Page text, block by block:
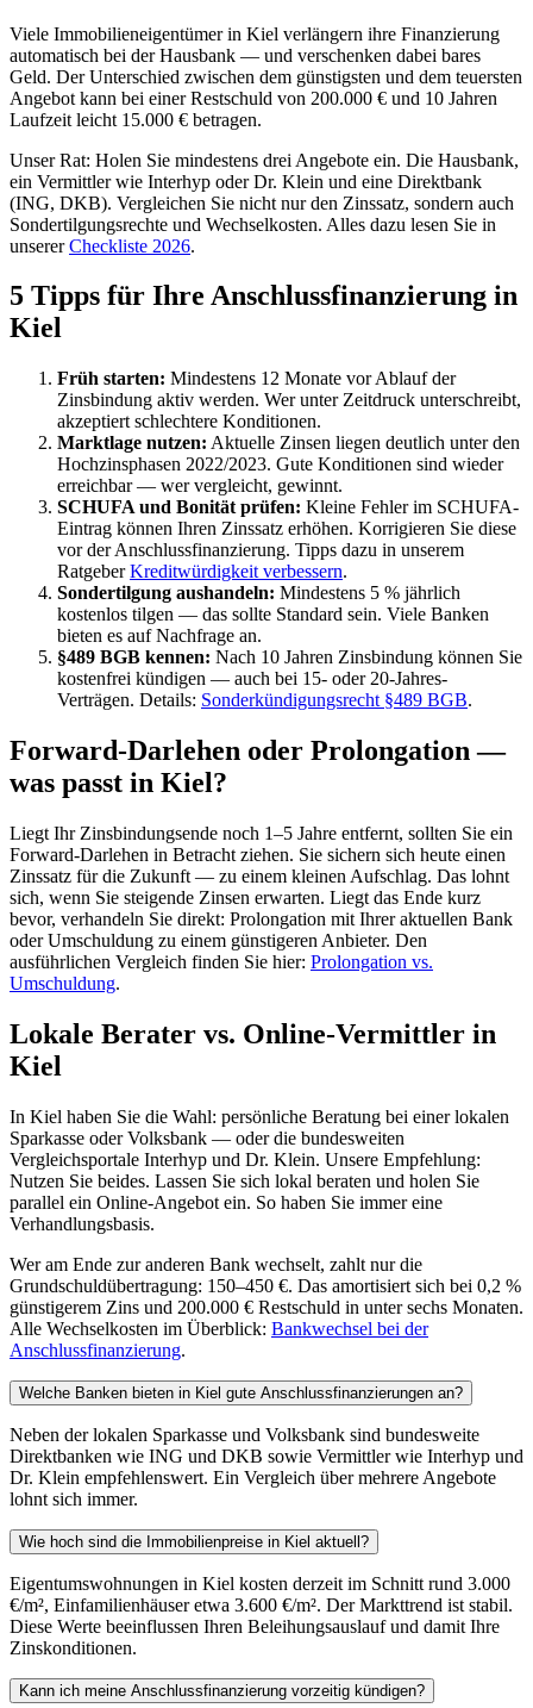
Viele Immobilieneigentümer in Kiel verlängern ihre Finanzierung
automatisch bei der Hausbank — und verschenken dabei bares
Geld. Der Unterschied zwischen dem günstigsten und dem teuersten
Angebot kann bei einer Restschuld von 200.000 € und 10 Jahren
Laufzeit leicht 15.000 € betragen.
Unser Rat: Holen Sie mindestens drei Angebote ein. Die Hausbank,
ein Vermittler wie Interhyp oder Dr. Klein und eine Direktbank
(ING, DKB). Vergleichen Sie nicht nur den Zinssatz, sondern auch
Sondertilgungsrechte und Wechselkosten. Alles dazu lesen Sie in
unsererCheckliste 2026.
5 Tipps für Ihre Anschlussfinanzierung in
Kiel
Früh starten: Mindestens 12 Monate vor Ablauf der
Zinsbindung aktiv werden. Wer unter Zeitdruck unterschreibt,
akzeptiert schlechtere Konditionen.
Marktlage nutzen: Aktuelle Zinsen liegen deutlich unter den
Hochzinsphasen 2022/2023. Gute Konditionen sind wieder
erreichbar — wer vergleicht, gewinnt.
SCHUFA und Bonität prüfen: Kleine Fehler im SCHUFA-
Eintrag können Ihren Zinssatz erhöhen. Korrigieren Sie diese
vor der Anschlussfinanzierung. Tipps dazu in unserem
RatgeberKreditwürdigkeit verbessern.
Sondertilgung aushandeln: Mindestens 5 % jährlich
kostenlos tilgen — das sollte Standard sein. Viele Banken
bieten es auf Nachfrage an.
§489 BGB kennen: Nach 10 Jahren Zinsbindung können Sie
kostenfrei kündigen — auch bei 15- oder 20-Jahres-
Verträgen. Details: Sonderkündigungsrecht §489 BGB.
Forward-Darlehen oder Prolongation —
was passt in Kiel?
Liegt Ihr Zinsbindungsende noch 1–5 Jahre entfernt, sollten Sie ein
Forward-Darlehen in Betracht ziehen. Sie sichern sich heute einen
Zinssatz für die Zukunft — zu einem kleinen Aufschlag. Das lohnt
sich, wenn Sie steigende Zinsen erwarten. Liegt das Ende kurz
bevor, verhandeln Sie direkt: Prolongation mit Ihrer aktuellen Bank
oder Umschuldung zu einem günstigeren Anbieter. Den
ausführlichen Vergleich finden Sie hier: Prolongation vs.
Umschuldung.
Lokale Berater vs. Online-Vermittler in
Kiel
In Kiel haben Sie die Wahl: persönliche Beratung bei einer lokalen
Sparkasse oder Volksbank — oder die bundesweiten
Vergleichsportale Interhyp und Dr. Klein. Unsere Empfehlung:
Nutzen Sie beides. Lassen Sie sich lokal beraten und holen Sie
parallel ein Online-Angebot ein. So haben Sie immer eine
Verhandlungsbasis.
Wer am Ende zur anderen Bank wechselt, zahlt nur die
Grundschuldübertragung: 150–450 €. Das amortisiert sich bei 0,2 %
günstigerem Zins und 200.000 € Restschuld in unter sechs Monaten.
Alle Wechselkosten im Überblick: Bankwechsel bei der
Anschlussfinanzierung.
Welche Banken bieten in Kiel gute Anschlussfinanzierungen an?
Neben der lokalen Sparkasse und Volksbank sind bundesweite
Direktbanken wie ING und DKB sowie Vermittler wie Interhyp und
Dr. Klein empfehlenswert. Ein Vergleich über mehrere Angebote
lohnt sich immer.
Wie hoch sind die Immobilienpreise in Kiel aktuell?
Eigentumswohnungen in Kiel kosten derzeit im Schnitt rund 3.000
€/m², Einfamilienhäuser etwa 3.600 €/m². Der Markttrend ist stabil.
Diese Werte beeinflussen Ihren Beleihungsauslauf und damit Ihre
Zinskonditionen.
Kann ich meine Anschlussfinanzierung vorzeitig kündigen?